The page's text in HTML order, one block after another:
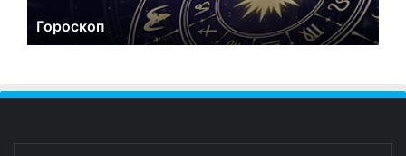
Гороскоп